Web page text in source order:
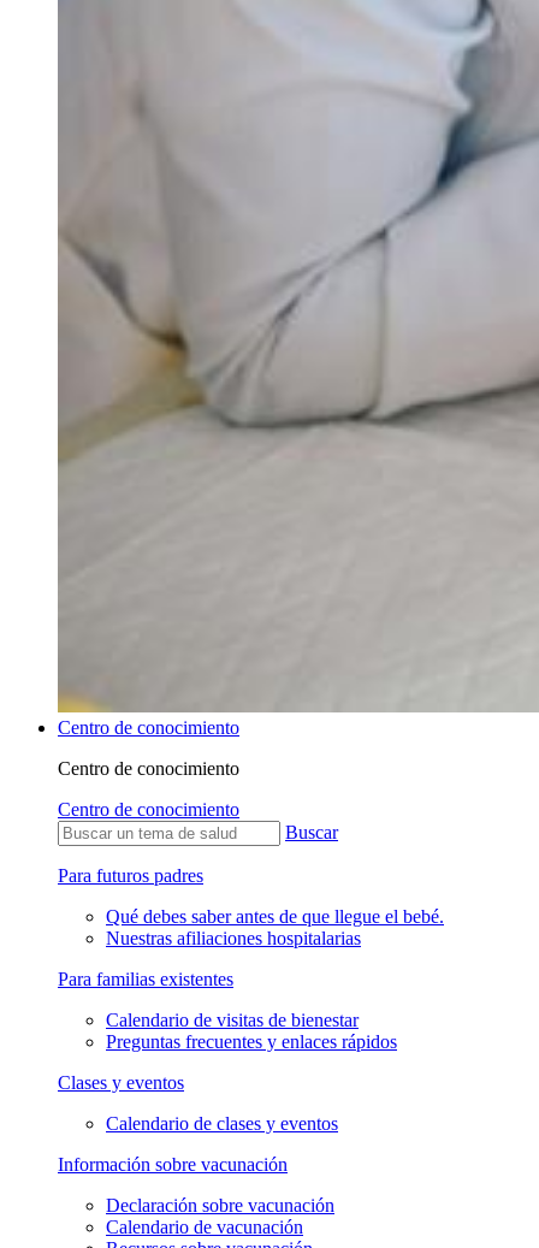
Centro de conocimiento
Centro de conocimiento
Centro de conocimiento
Buscar
Para futuros padres
Qué debes saber antes de que llegue el bebé.
Nuestras afiliaciones hospitalarias
Para familias existentes
Calendario de visitas de bienestar
Preguntas frecuentes y enlaces rápidos
Clases y eventos
Calendario de clases y eventos
Información sobre vacunación
Declaración sobre vacunación
Calendario de vacunación